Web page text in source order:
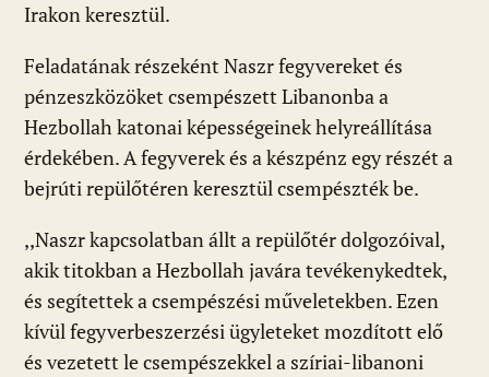
Irakon keresztül.
Feladatának részeként Naszr fegyvereket és
pénzeszközöket csempészett Libanonba a
Hezbollah katonai képességeinek helyreállítása
érdekében. A fegyverek és a készpénz egy részét a
bejrúti repülőtéren keresztül csempészték be.
,,Naszr kapcsolatban állt a repülőtér dolgozóival,
akik titokban a Hezbollah javára tevékenykedtek,
és segítettek a csempészési műveletekben. Ezen
kívül fegyverbeszerzési ügyleteket mozdított elő
és vezetett le csempészekkel a szíriai-libanoni